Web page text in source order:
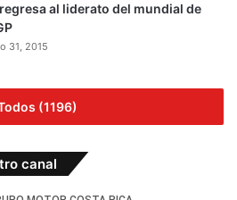
al liderato del mundial de
31, 2015
(1196)
canal